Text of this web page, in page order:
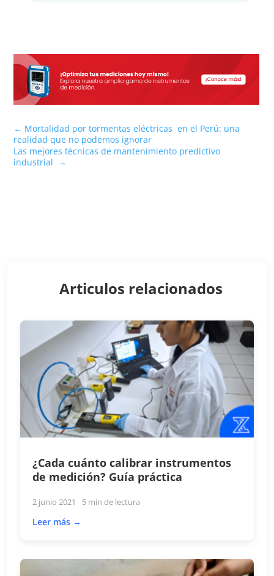
← Mortalidad por tormentas eléctricas en el Perú: una
realidad que no podemos ignorar
Las mejores técnicas de mantenimiento predictivo
industrial →
Articulos relacionados
¿Cada cuánto calibrar instrumentos
de medición? Guía práctica
2 junio 2021 5 min de lectura
Leer más →